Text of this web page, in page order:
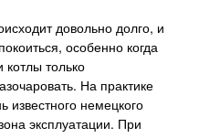
довольно долго, и
особенно когда
только
На практике
известного немецкого
эксплуатации. При